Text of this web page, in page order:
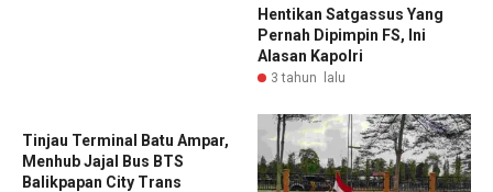
Hentikan Satgassus Yang
Pernah Dipimpin FS, Ini
Alasan Kapolri
3 tahun lalu
Tinjau Terminal Batu Ampar,
Menhub Jajal Bus BTS
Balikpapan City Trans